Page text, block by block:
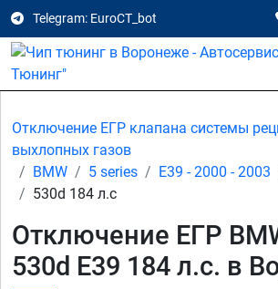
Telegram: EuroCT_bot
Отключение ЕГР клапана системы
выхлопных газов
BMW
5 series E39 - 2000 - 2003
530d 184 л.с
Отключение ЕГР
530d E39 184 л.с. в